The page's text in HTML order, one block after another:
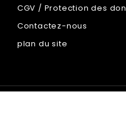
CGV / Protection des
Contactez-nous
plan du site